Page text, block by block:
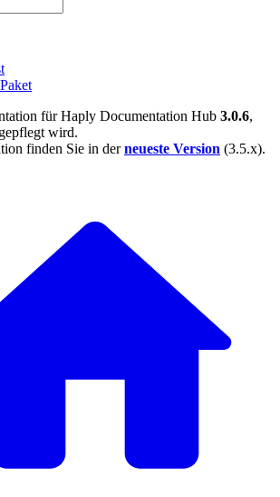
für Haply Documentation Hub 3.0.6,
wird.
finden Sie in derneueste Version (3.5.x).